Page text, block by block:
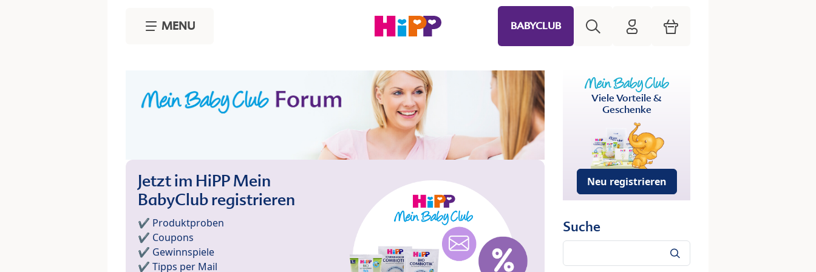
MENU BABYCLUB HiPP Mein Babyclub
Warenkorb
Jetzt im HiPP Mein
BabyClub registrieren
✔️ Produktproben
✔️ Coupons
✔️ Gewinnspiele
✔️ Tipps per Mail
Viele Vorteile &
Geschenke
Neu registrieren
Suche